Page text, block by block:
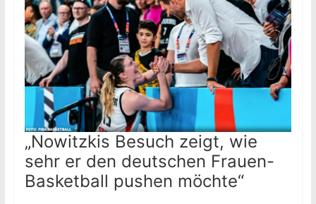
„Nowitzkis Besuch zeigt, wie
sehr er den deutschen Frauen-
Basketball pushen möchte“